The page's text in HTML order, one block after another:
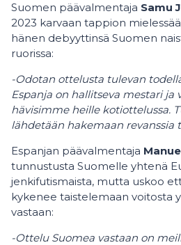
Suomen päävalmentaja Samu
2023 karvaan tappion
hänen debyyttinsä Suomen
ruorissa:
-Odotan ottelusta tulevan
Espanja on hallitseva mestari ja
hävisimme heille kotiottelussa.
lähdetään hakemaan revanssia
Espanjan päävalmentaja
tunnustusta Suomelle yhtenä
jenkifutismaista, mutta uskoo
kykenee taistelemaan voitosta
vastaan:
-Ottelu Suomea vastaan on